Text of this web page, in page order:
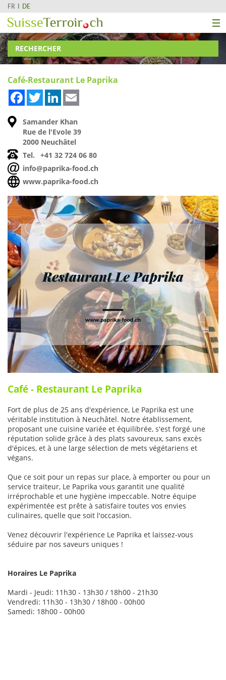
FR DE
RECHERCHER
Café-Restaurant Le Paprika
FacebookTwitterLinkedIn
Samander Khan
Rue de l'Evole 39
2000 Neuchâtel
Tel.
+41 32 724 06 80
info@paprika-food.ch
www.paprika-food.ch
Café - Restaurant Le Paprika
Fort de plus de 25 ans d'expérience, Le Paprika est une
véritable institution à Neuchâtel. Notre établissement,
proposant une cuisine variée et équilibrée, s'est forgé une
réputation solide grâce à des plats savoureux, sans excès
d'épices, et à une large sélection de mets végétariens et
végans.
Que ce soit pour un repas sur place, à emporter ou pour un
service traiteur, Le Paprika vous garantit une qualité
irréprochable et une hygiène impeccable. Notre équipe
expérimentée est prête à satisfaire toutes vos envies
culinaires, quelle que soit l'occasion.
Venez découvrir l'expérience Le Paprika et laissez-vous
séduire par nos saveurs uniques !
Horaires Le Paprika
Mardi - Jeudi: 11h30 - 13h30 / 18h00 - 21h30
Vendredi: 11h30 - 13h30 / 18h00 - 00h00
Samedi: 18h00 - 00h00